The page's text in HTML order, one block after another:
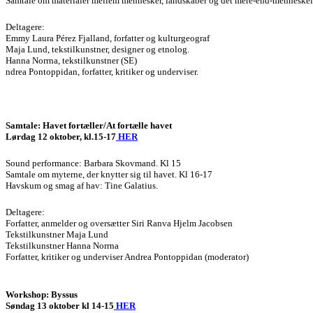
Deltagere:
Emmy Laura Pérez Fjalland, forfatter og kulturgeograf
Maja Lund, tekstilkunstner, designer og etnolog.
Hanna Norrna, tekstilkunstner (SE)
ndrea Pontoppidan, forfatter, kritiker og underviser.
Samtale: Havet fortæller/At fortælle havet
Lørdag 12 oktober, kl.15-17 HER
Sound performance: Barbara Skovmand. Kl 15
Samtale om myterne, der knytter sig til havet. Kl 16-17
Havskum og smag af hav: Tine Galatius.
Deltagere:
Forfatter, anmelder og oversætter Siri Ranva Hjelm Jacobsen
Tekstilkunstner Maja Lund
Tekstilkunstner Hanna Norrna
Forfatter, kritiker og underviser Andrea Pontoppidan (moderator)
Workshop: Byssus
Søndag 13 oktober kl 14-15 HER